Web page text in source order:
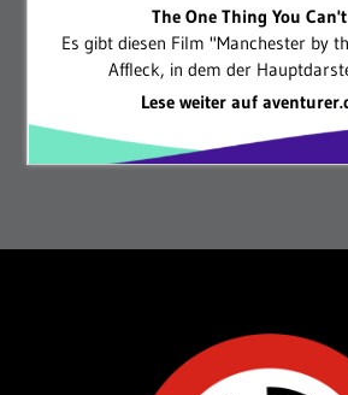
The One Thing You
Es gibt diesen Film "Manchester by
Affleck, in dem der
Lese weiter auf